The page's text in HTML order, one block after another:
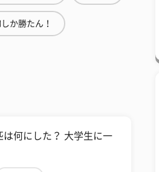
か勝たん！
は何にした？ 大学生に一